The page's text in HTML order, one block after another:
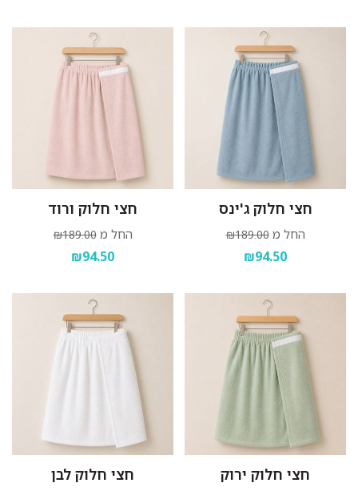
חצי חלוק ג'ינס
החל מ ₪189.00
₪94.50
חצי חלוק ורוד
החל מ ₪189.00
₪94.50
חצי חלוק ירוק חצי חלוק לבן